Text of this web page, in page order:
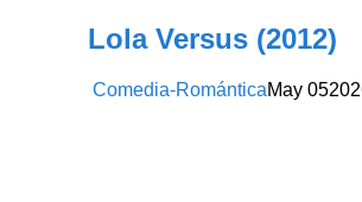
Lola Versus (2012)
Comedia-RománticaMay 05